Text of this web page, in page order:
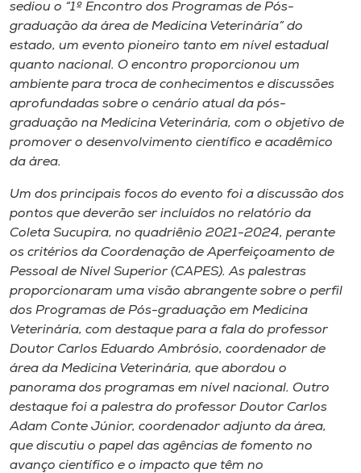
Museu
Unoesc
Store
o idioma
sediou o “1º Encontro dos Programas de Pós-
graduação da área de Medicina Veterinária” do
estado, um evento pioneiro tanto em nível estadual
quanto nacional. O encontro proporcionou um
ambiente para troca de conhecimentos e discussões
aprofundadas sobre o cenário atual da pós-
graduação na Medicina Veterinária, com o objetivo de
promover o desenvolvimento científico e acadêmico
da área.
Um dos principais focos do evento foi a discussão dos
pontos que deverão ser incluídos no relatório da
Coleta Sucupira, no quadriênio 2021-2024, perante
os critérios da Coordenação de Aperfeiçoamento de
Pessoal de Nível Superior (CAPES). As palestras
proporcionaram uma visão abrangente sobre o perfil
dos Programas de Pós-graduação em Medicina
Veterinária, com destaque para a fala do professor
Doutor Carlos Eduardo Ambrósio, coordenador de
área da Medicina Veterinária, que abordou o
panorama dos programas em nível nacional. Outro
destaque foi a palestra do professor Doutor Carlos
Adam Conte Júnior, coordenador adjunto da área,
que discutiu o papel das agências de fomento no
avanço científico e o impacto que têm no